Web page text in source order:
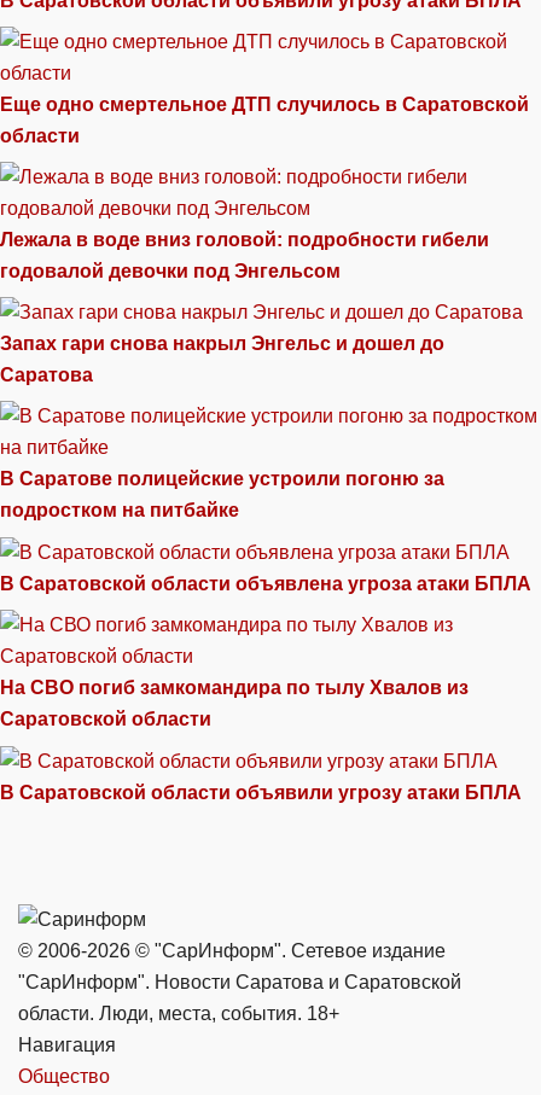
Еще одно смертельное ДТП случилось в Саратовской
области
Лежала в воде вниз головой: подробности гибели
годовалой девочки под Энгельсом
Запах гари снова накрыл Энгельс и дошел до
Саратова
В Саратове полицейские устроили погоню за
подростком на питбайке
В Саратовской области объявлена угроза атаки БПЛА
На СВО погиб замкомандира по тылу Хвалов из
Саратовской области
В Саратовской области объявили угрозу атаки БПЛА
© 2006-2026 © "СарИнформ". Сетевое издание
"СарИнформ". Новости Саратова и Саратовской
области. Люди, места, события. 18+
Навигация
Общество